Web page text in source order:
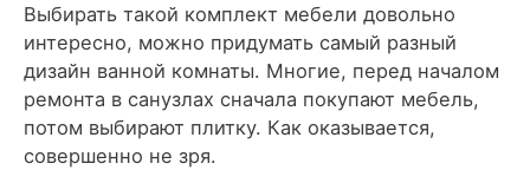
Выбирать такой комплект мебели довольно
интересно, можно придумать самый разный
дизайн ванной комнаты. Многие, перед началом
ремонта в санузлах сначала покупают мебель,
потом выбирают плитку. Как оказывается,
совершенно не зря.